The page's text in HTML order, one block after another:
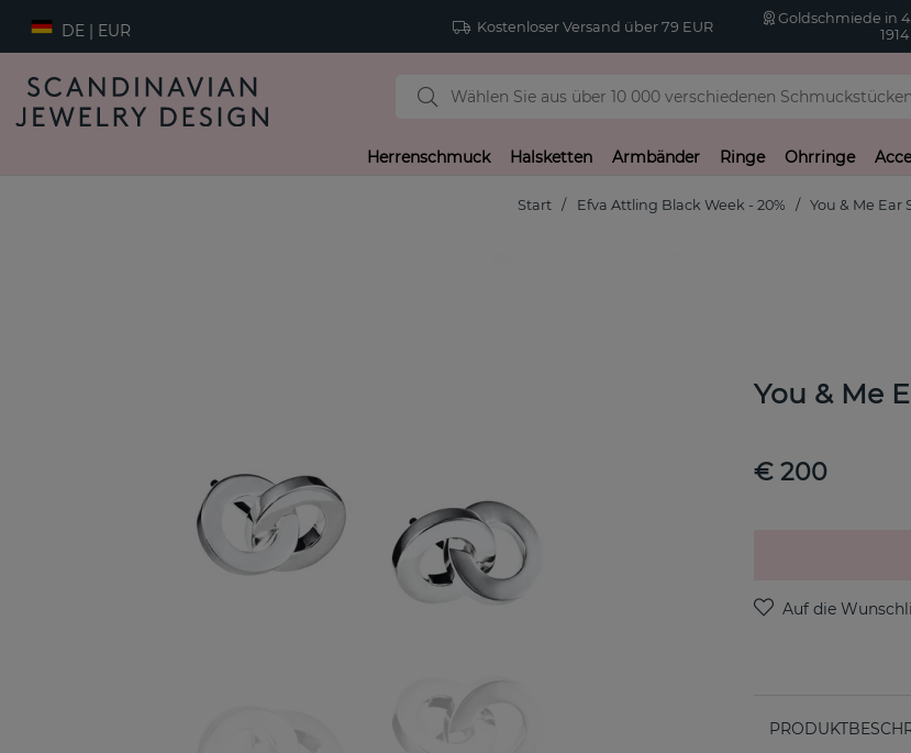
DE | EUR Kostenloser Versand über 79 EUR
Goldschmiede in
1914
Herrenschmuck Halsketten Armbänder Ringe Ohrringe
Start Efva Attling Black Week - 20% You & Me Ear
You & Me
€ 200